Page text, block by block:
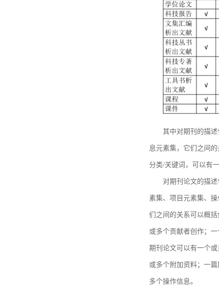
其中对期刊的描
息元素集，它们之间
分类/关键词，可以有
对期刊论文的描
素集、项目元素集、
们之间的关系可以概
或多个贡献者创作；
期刊论文可以有一个
或多个附加资料；一
多个操作信息。